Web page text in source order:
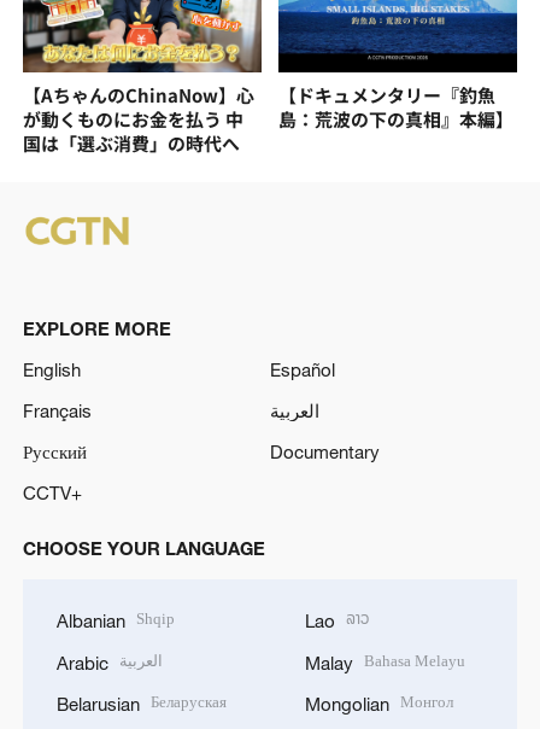
【AちゃんのChinaNow】心
が動くものにお金を払う 中
国は「選ぶ消費」の時代へ
【ドキュメンタリー『釣魚
島：荒波の下の真相』本編】
EXPLORE MORE
English
Español
Français
العربية
Русский
Documentary
CCTV+
CHOOSE YOUR LANGUAGE
Albanian Shqip
Arabic العربية
Belarusian Беларуская
Lao ລາວ
Malay Bahasa Melayu
Mongolian Монгол